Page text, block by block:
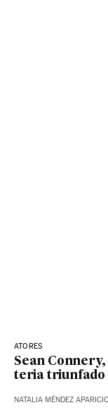
ATORES
Sean Connery,
teria triunfado
NATALIA MÉNDEZ APARICIO